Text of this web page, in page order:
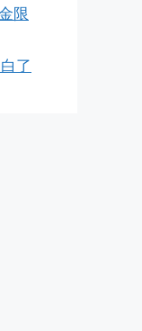
限
了